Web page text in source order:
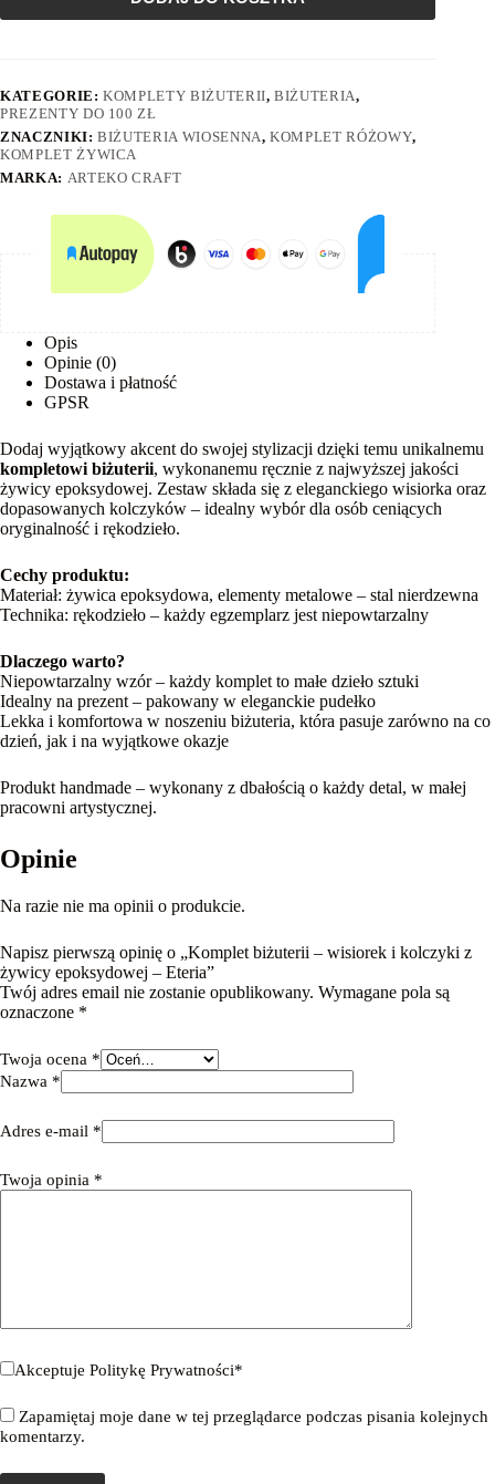
KATEGORIE:KOMPLETY BIŻUTERII,BIŻUTERIA,
PREZENTY DO 100 ZŁ
ZNACZNIKI:BIŻUTERIA WIOSENNA,KOMPLET RÓŻOWY,
KOMPLET ŻYWICA
MARKA: ARTEKO CRAFT
Opis
Opinie (0)
Dostawa i płatność
GPSR
Dodaj wyjątkowy akcent do swojej stylizacji dzięki temu unikalnemu
kompletowi biżuterii, wykonanemu ręcznie z najwyższej jakości
żywicy epoksydowej. Zestaw składa się z eleganckiego wisiorka oraz
dopasowanych kolczyków – idealny wybór dla osób ceniących
oryginalność i rękodzieło.
Cechy produktu:
Materiał: żywica epoksydowa, elementy metalowe – stal nierdzewna
Technika: rękodzieło – każdy egzemplarz jest niepowtarzalny
Dlaczego warto?
Niepowtarzalny wzór – każdy komplet to małe dzieło sztuki
Idealny na prezent – pakowany w eleganckie pudełko
Lekka i komfortowa w noszeniu biżuteria, która pasuje zarówno na co
dzień, jak i na wyjątkowe okazje
Produkt handmade – wykonany z dbałością o każdy detal, w małej
pracowni artystycznej.
Opinie
Na razie nie ma opinii o produkcie.
Napisz pierwszą opinię o „Komplet biżuterii – wisiorek i kolczyki z
żywicy epoksydowej – Eteria”
Twój adres email nie zostanie opublikowany. Wymagane pola są
oznaczone *
Twoja ocena *
Nazwa *
Adres e-mail *
Twoja opinia *
Akceptuje Politykę Prywatności*
Zapamiętaj moje dane w tej przeglądarce podczas pisania kolejnych
komentarzy.